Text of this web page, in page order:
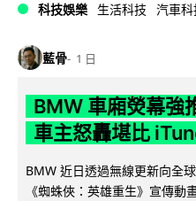
科技娛樂 生活科技 汽車科
藍骨 1 日
BMW 車廂熒幕強
車主怒轟堪比
BMW 近日透過無線更新向全
《蜘蛛俠：英雄重生》宣傳動